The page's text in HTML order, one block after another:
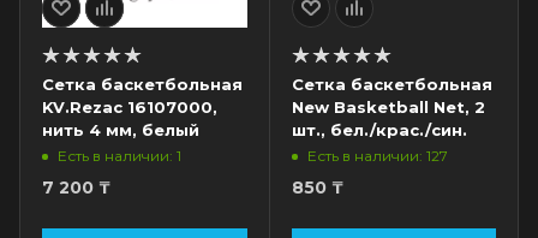
Сетка баскетбольная
KV.Rezac 16107000,
нить 4 мм, белый
Есть в наличии: 1
7 200 ₸
Сетка баскетбольная
New Basketball Net, 2
шт., бел./крас./син.
Есть в наличии: 127
850₸